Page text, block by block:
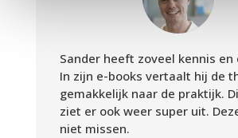
Sander heeft zoveel kennis en
In zijn e-books vertaalt hij de
gemakkelijk naar de praktijk.
ziet er ook weer super uit.
niet missen.